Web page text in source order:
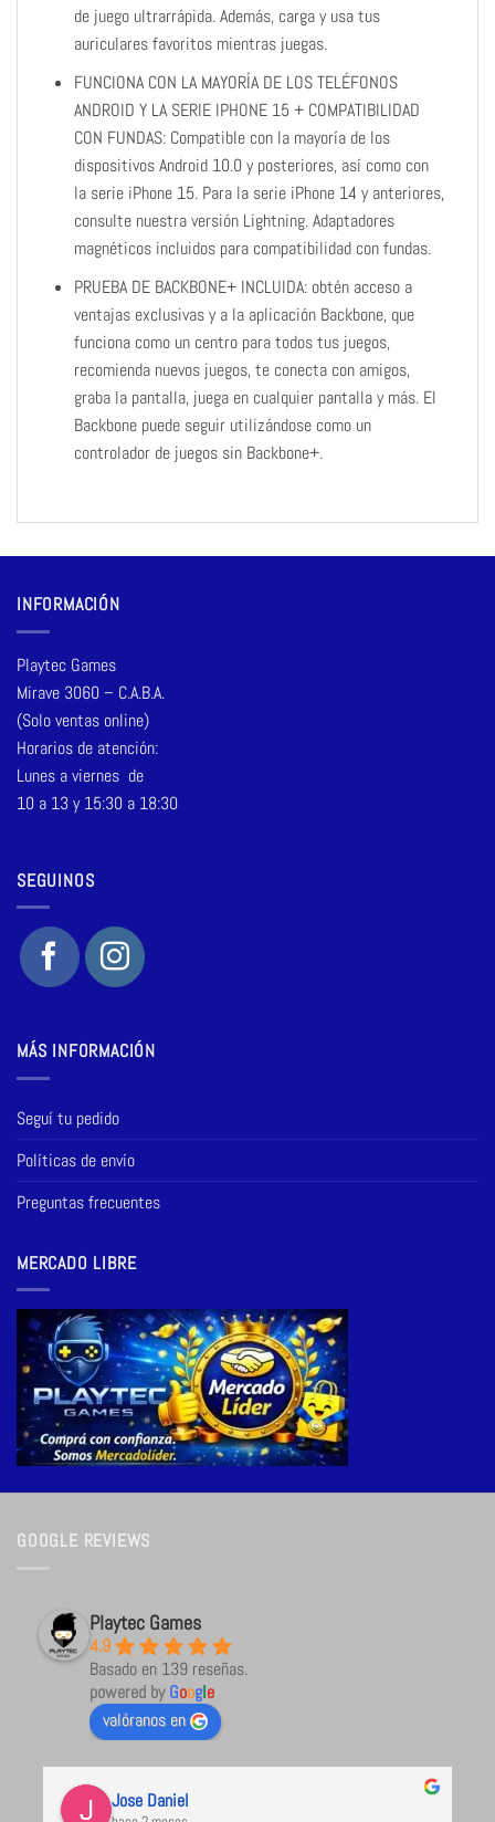
de juego ultrarrápida. Además, carga y usa tus
auriculares favoritos mientras juegas.
FUNCIONA CON LA MAYORÍA DE LOS TELÉFONOS
ANDROID Y LA SERIE IPHONE 15 + COMPATIBILIDAD
CON FUNDAS: Compatible con la mayoría de los
dispositivos Android 10.0 y posteriores, así como con
la serie iPhone 15. Para la serie iPhone 14 y anteriores,
consulte nuestra versión Lightning. Adaptadores
magnéticos incluidos para compatibilidad con fundas.
PRUEBA DE BACKBONE+ INCLUIDA: obtén acceso a
ventajas exclusivas y a la aplicación Backbone, que
funciona como un centro para todos tus juegos,
recomienda nuevos juegos, te conecta con amigos,
graba la pantalla, juega en cualquier pantalla y más. El
Backbone puede seguir utilizándose como un
controlador de juegos sin Backbone+.
INFORMACIÓN
Playtec Games
Mirave 3060 – C.A.B.A.
(Solo ventas online)
Horarios de atención:
Lunes a viernes de
10 a 13 y 15:30 a 18:30
SEGUINOS
MÁS INFORMACIÓN
Seguí tu pedido
Políticas de envío
Preguntas frecuentes
MERCADO LIBRE
GOOGLE REVIEWS
Playtec Games
4.9
Basado en 139 reseñas.
powered byGoogle
valóranos en
Jose Daniel